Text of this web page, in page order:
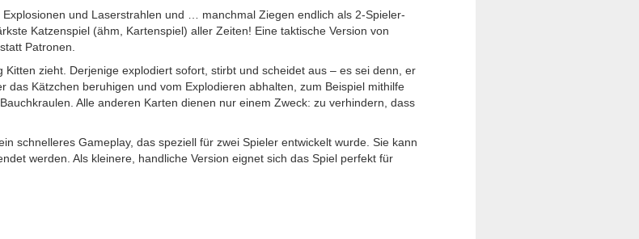
und Laserstrahlen und … manchmal Ziegen endlich als 2-Spieler-
Katzenspiel (ähm, Kartenspiel) aller Zeiten! Eine taktische Version von
Patronen.
zieht. Derjenige explodiert sofort, stirbt und scheidet aus – es sei denn, er
das Kätzchen beruhigen und vom Explodieren abhalten, zum Beispiel mithilfe
Alle anderen Karten dienen nur einem Zweck: zu verhindern, dass
schnelleres Gameplay, das speziell für zwei Spieler entwickelt wurde. Sie kann
werden. Als kleinere, handliche Version eignet sich das Spiel perfekt für